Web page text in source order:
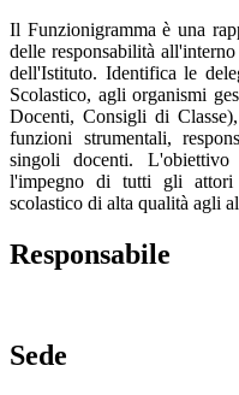
Il Funzionigramma è una
delle responsabilità
dell'Istituto. Identifica le
Scolastico, agli organismi
Docenti, Consigli di
funzioni strumentali,
singoli docenti.
l'impegno di tutti gli attori
scolastico di alta qualità agli
Responsabile
Sede